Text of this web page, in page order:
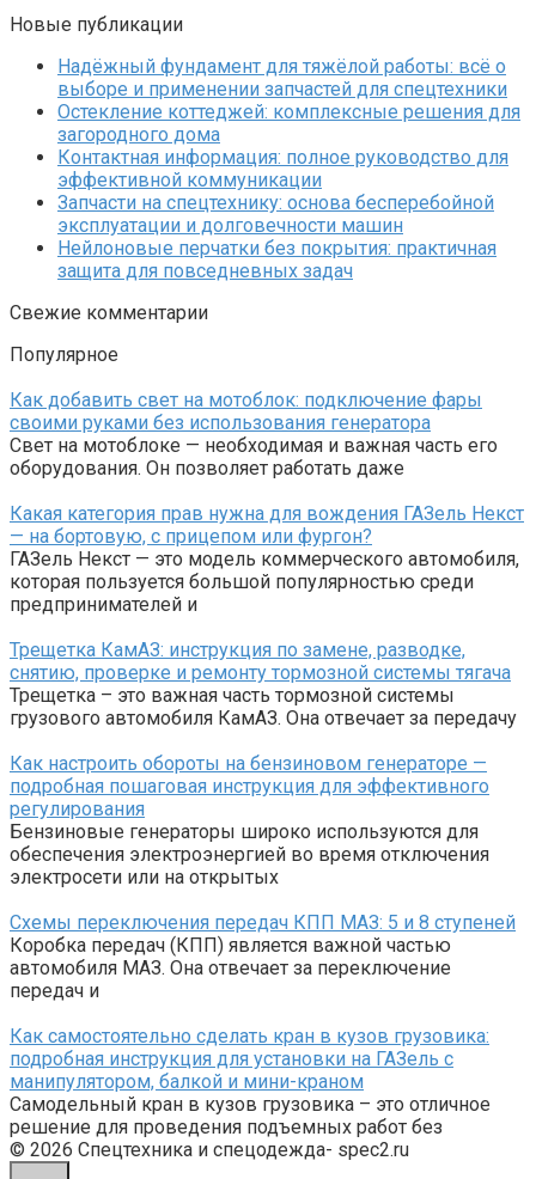
Новые публикации
Надёжный фундамент для тяжёлой работы: всё о
выборе и применении запчастей для спецтехники
Остекление коттеджей: комплексные решения для
загородного дома
Контактная информация: полное руководство для
эффективной коммуникации
Запчасти на спецтехнику: основа бесперебойной
эксплуатации и долговечности машин
Нейлоновые перчатки без покрытия: практичная
защита для повседневных задач
Свежие комментарии
Популярное
Как добавить свет на мотоблок: подключение фары
своими руками без использования генератора
Свет на мотоблоке — необходимая и важная часть его
оборудования. Он позволяет работать даже
Какая категория прав нужна для вождения ГАЗель Некст
— на бортовую, с прицепом или фургон?
ГАЗель Некст — это модель коммерческого автомобиля,
которая пользуется большой популярностью среди
предпринимателей и
Трещетка КамАЗ: инструкция по замене, разводке,
снятию, проверке и ремонту тормозной системы тягача
Трещетка – это важная часть тормозной системы
грузового автомобиля КамАЗ. Она отвечает за передачу
Как настроить обороты на бензиновом генераторе —
подробная пошаговая инструкция для эффективного
регулирования
Бензиновые генераторы широко используются для
обеспечения электроэнергией во время отключения
электросети или на открытых
Схемы переключения передач КПП МАЗ: 5 и 8 ступеней
Коробка передач (КПП) является важной частью
автомобиля МАЗ. Она отвечает за переключение
передач и
Как самостоятельно сделать кран в кузов грузовика:
подробная инструкция для установки на ГАЗель с
манипулятором, балкой и мини-краном
Самодельный кран в кузов грузовика – это отличное
решение для проведения подъемных работ без
© 2026 Спецтехника и спецодежда- spec2.ru